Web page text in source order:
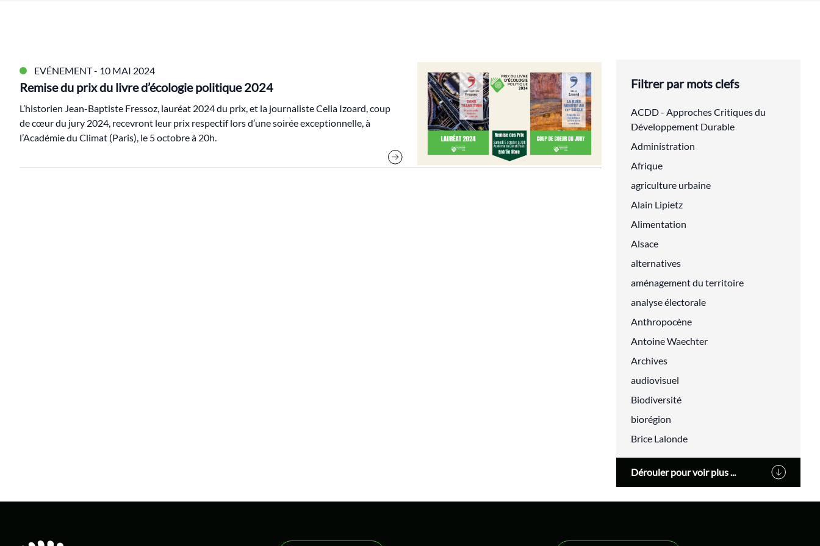
EVÉNEMENT- 10 MAI 2024
Remise du prix du livre d’écologie politique 2024
L’historien Jean-Baptiste Fressoz, lauréat 2024 du prix, et la journaliste Celia Izoard, coup
de cœur du jury 2024, recevront leur prix respectif lors d’une soirée exceptionnelle, à
l’Académie du Climat (Paris), le 5 octobre à 20h.
Filtrer par mots clefs
ACDD - Approches Critiques du
Développement Durable
Administration
Afrique
agriculture urbaine
Alain Lipietz
Alimentation
Alsace
alternatives
aménagement du territoire
analyse électorale
Anthropocène
Antoine Waechter
Archives
audiovisuel
Biodiversité
biorégion
Brice Lalonde
Cédric Villani
Changement climatique
Dérouler pour voir plus ...